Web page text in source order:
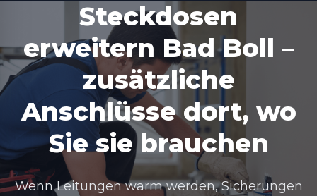
Steckdosen
erweitern Bad Boll –
zusätzliche
Anschlüsse dort, wo
Sie sie brauchen
Wenn Leitungen warm werden, Sicherungen